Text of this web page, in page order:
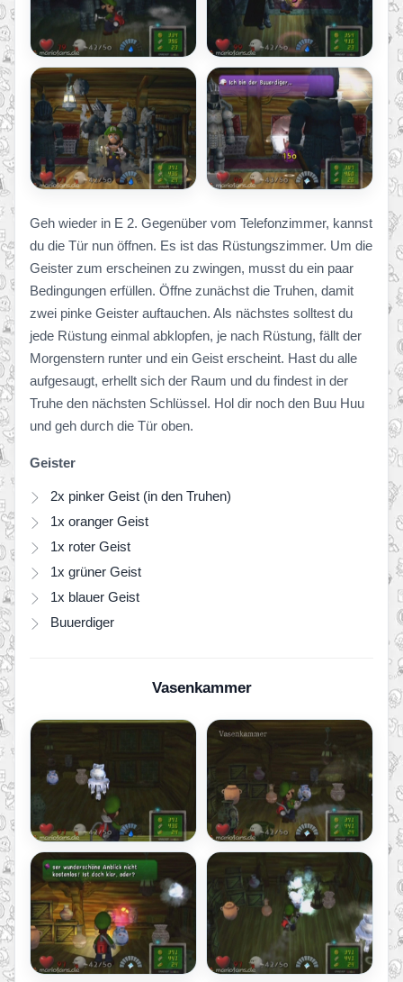
Geh wieder in E 2. Gegenüber vom Telefonzimmer, kannst
du die Tür nun öffnen. Es ist das Rüstungszimmer. Um die
Geister zum erscheinen zu zwingen, musst du ein paar
Bedingungen erfüllen. Öffne zunächst die Truhen, damit
zwei pinke Geister auftauchen. Als nächstes solltest du
jede Rüstung einmal abklopfen, je nach Rüstung, fällt der
Morgenstern runter und ein Geist erscheint. Hast du alle
aufgesaugt, erhellt sich der Raum und du findest in der
Truhe den nächsten Schlüssel. Hol dir noch den Buu Huu
und geh durch die Tür oben.
Geister
2x pinker Geist (in den Truhen)
1x oranger Geist
1x roter Geist
1x grüner Geist
1x blauer Geist
Buuerdiger
Vasenkammer